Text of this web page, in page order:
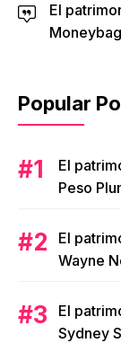
El
Popular
El
Peso
El
Wayne
El
Sydney